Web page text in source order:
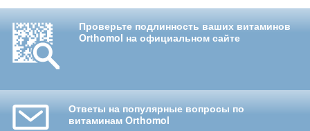
Проверьте подлинность ваших витаминов
Orthomol на официальном сайте
Ответы на популярные вопросы по
витаминам Orthomol